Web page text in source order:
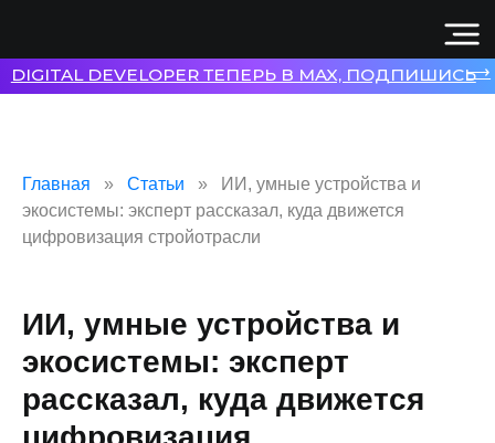
Главная Статьи
ИИ, умные устройства и
экосистемы: эксперт рассказал, куда движется
цифровизация стройотрасли
ИИ, умные устройства и
экосистемы: эксперт
рассказал, куда движется